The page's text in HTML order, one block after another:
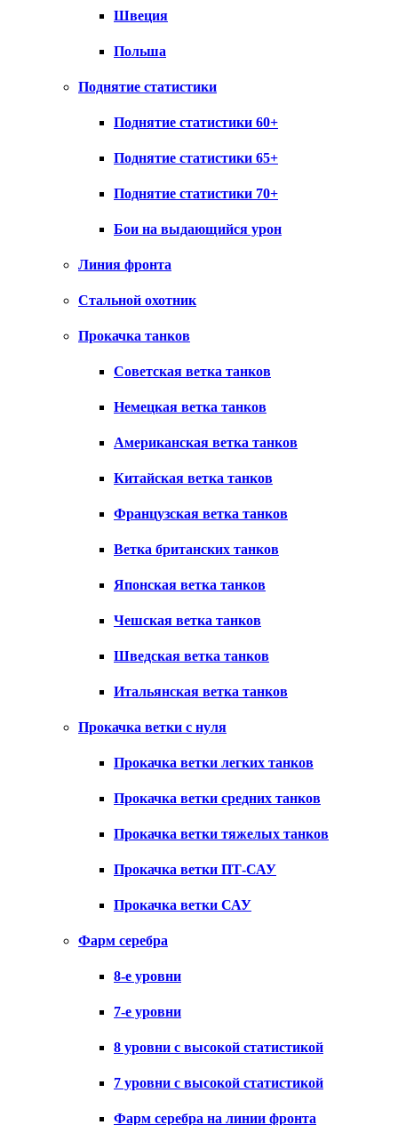
Швеция
Польша
Поднятие статистики
Поднятие статистики 60+
Поднятие статистики 65+
Поднятие статистики 70+
Бои на выдающийся урон
Линия фронта
Стальной охотник
Прокачка танков
Советская ветка танков
Немецкая ветка танков
Американская ветка танков
Китайская ветка танков
Французская ветка танков
Ветка британских танков
Японская ветка танков
Чешская ветка танков
Шведская ветка танков
Итальянская ветка танков
Прокачка ветки с нуля
Прокачка ветки легких танков
Прокачка ветки средних танков
Прокачка ветки тяжелых танков
Прокачка ветки ПТ-САУ
Прокачка ветки САУ
Фарм серебра
8-е уровни
7-е уровни
8 уровни с высокой статистикой
7 уровни с высокой статистикой
Фарм серебра на линии фронта